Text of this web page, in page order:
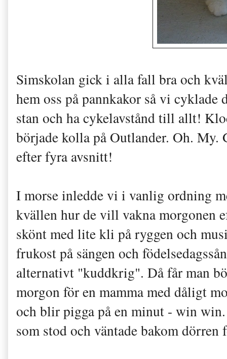
Simskolan gick i alla fall bra och
hem oss på pannkakor så vi
stan och ha cykelavstånd till allt!
började kolla på Outlander. Oh.
efter fyra avsnitt!
I morse inledde vi i vanlig ordning
kvällen hur de vill vakna morgonen
skönt med lite kli på ryggen och
frukost på sängen och
alternativt "kuddkrig". Då får man
morgon för en mamma med dåligt
och blir pigga på en minut - win
som stod och väntade bakom